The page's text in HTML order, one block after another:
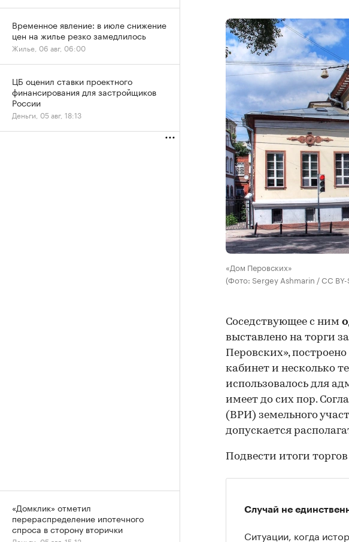
«Дом Перовских»
(Фото: Sergey Ashmarin / CC
Соседствующее с ним
выставлено на торги
Перовских»,
кабинет и несколько
использовалось для
имеет до сих пор.
(ВРИ) земельного
допускается
Подвести итоги
Случай не
Ситуации, когда
Временное явление: в июле снижение
цен на жилье резко замедлилось
Жилье, 06 авг, 06:00
ЦБ оценил ставки проектного
финансирования для застройщиков
России
Деньги, 05 авг, 18:13
«Домклик» отметил
перераспределение ипотечного
спроса в сторону вторички